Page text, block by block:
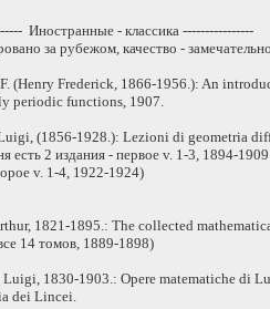
Иностранные - классика ----------------
за рубежом, качество -
(Henry Frederick, 1866-1956.): An
periodic functions, 1907.
(1856-1928.): Lezioni di geometria
есть 2 издания - первое v. 1-3, 1894-1909
v. 1-4, 1922-1924)
1821-1895.: The collected
14 томов, 1889-1898)
Luigi, 1830-1903.: Opere matematiche di
dei Lincei.